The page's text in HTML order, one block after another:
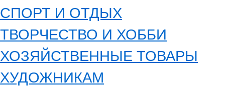
СПОРТ И ОТДЫХ
ТВОРЧЕСТВО И ХОББИ
ХОЗЯЙСТВЕННЫЕ ТОВАРЫ
ХУДОЖНИКАМ